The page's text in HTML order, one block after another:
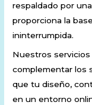
respaldado por
proporciona la
ininterrumpida.
Nuestros
complementar los
que tu diseño,
en un entorno